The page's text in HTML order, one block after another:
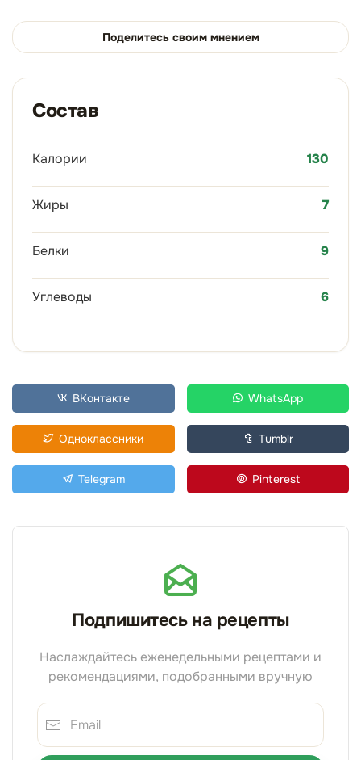
Поделитесь своим мнением
Состав
Калории 130
Жиры 7
Белки 9
Углеводы 6
ВКонтакте WhatsApp
Одноклассники Tumblr
Telegram Pinterest
Подпишитесь на рецепты
Наслаждайтесь еженедельными рецептами и
рекомендациями, подобранными вручную